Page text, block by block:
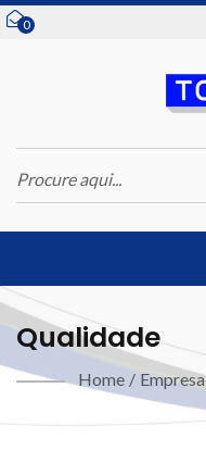
0
Qualidade
Home / Empresa